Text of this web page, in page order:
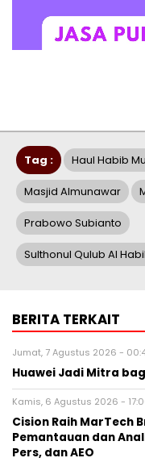
Tag : Haul Habib
Masjid Almunawar
Prabowo Subianto
Sulthonul Qulub Al
BERITA TERKAIT
Jumat, 7 Agustus 2026 -
Huawei Jadi Mitra
Kamis, 6 Agustus 2026 -
Cision Raih MarTech
Pemantauan dan
Pers, dan AEO